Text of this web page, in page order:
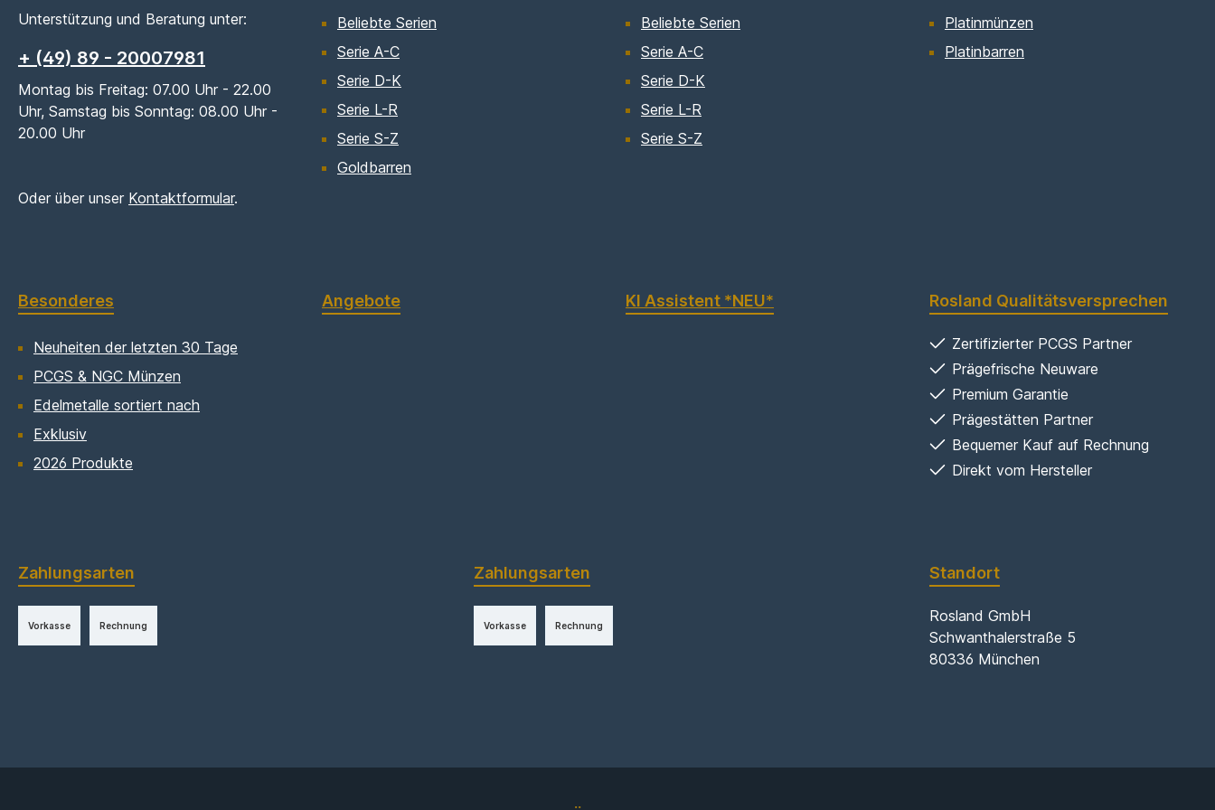
Unterstützung und Beratung unter:
+ (49) 89 - 20007981
Montag bis Freitag: 07.00 Uhr - 22.00
Uhr, Samstag bis Sonntag: 08.00 Uhr -
20.00 Uhr
Oder über unser Kontaktformular.
Beliebte Serien
Serie A-C
Serie D-K
Serie L-R
Serie S-Z
Goldbarren
Beliebte Serien
Serie A-C
Serie D-K
Serie L-R
Serie S-Z
Platinmünzen
Platinbarren
Besonderes
Neuheiten der letzten 30 Tage
PCGS & NGC Münzen
Edelmetalle sortiert nach
Exklusiv
2026 Produkte
Angebote KI Assistent *NEU* Rosland Qualitätsversprechen
Zertifizierter PCGS Partner
Prägefrische Neuware
Premium Garantie
Prägestätten Partner
Bequemer Kauf auf Rechnung
Direkt vom Hersteller
Zahlungsarten
Vorkasse Rechnung
Zahlungsarten
Vorkasse Rechnung
Standort
Rosland GmbH
Schwanthalerstraße 5
80336 München